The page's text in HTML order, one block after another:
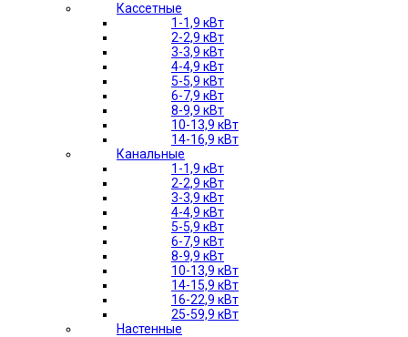
Кассетные
1-1,9 кВт
2-2,9 кВт
3-3,9 кВт
4-4,9 кВт
5-5,9 кВт
6-7,9 кВт
8-9,9 кВт
10-13,9 кВт
14-16,9 кВт
Канальные
1-1,9 кВт
2-2,9 кВт
3-3,9 кВт
4-4,9 кВт
5-5,9 кВт
6-7,9 кВт
8-9,9 кВт
10-13,9 кВт
14-15,9 кВт
16-22,9 кВт
25-59,9 кВт
Настенные